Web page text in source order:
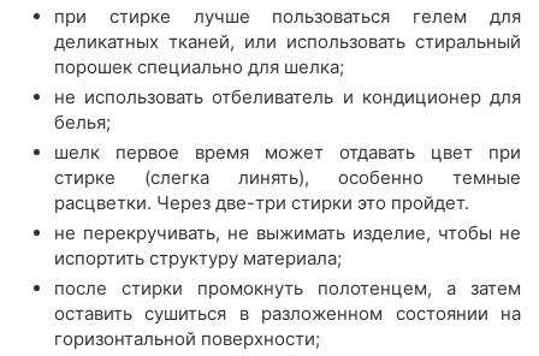
при стирке лучше пользоваться гелем для
деликатных тканей, или использовать стиральный
порошек специально для шелка;
не использовать отбеливатель и кондиционер для
белья;
шелк первое время может отдавать цвет при
стирке (слегка линять), особенно темные
расцветки. Через две-три стирки это пройдет.
не перекручивать, не выжимать изделие, чтобы не
испортить структуру материала;
после стирки промокнуть полотенцем, а затем
оставить сушиться в разложенном состоянии на
горизонтальной поверхности;